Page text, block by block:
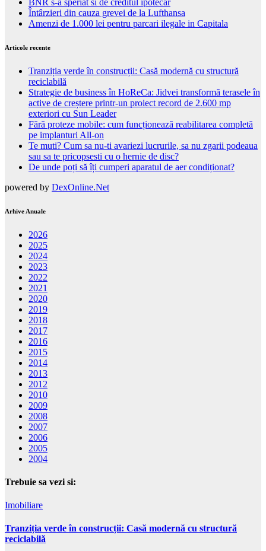
Întârzieri din cauza grevei de la Lufthansa
Amenzi de 1.000 lei pentru parcari ilegale in Capitala
Articole recente
Tranziția verde în construcții: Casă modernă cu structură
reciclabilă
Strategie de business în HoReCa: Jidvei transformă terasele în
active de creștere printr-un proiect record de 2.600 mp
exteriori cu Sun Leader
Fără proteze mobile: cum funcționează reabilitarea completă
pe implanturi All-on
Te muti? Cum sa nu-ti avariezi lucrurile, sa nu zgarii podeaua
sau sa te pricopsesti cu o hernie de disc?
De unde poți să îți cumperi aparatul de aer condiționat?
powered by DexOnline.Net
Arhive Anuale
2026
2025
2024
2023
2022
2021
2020
2019
2018
2017
2016
2015
2014
2013
2012
2010
2009
2008
2007
2006
2005
2004
Trebuie sa vezi si:
Imobiliare
Tranziția verde în construcții: Casă modernă cu structură
reciclabilă